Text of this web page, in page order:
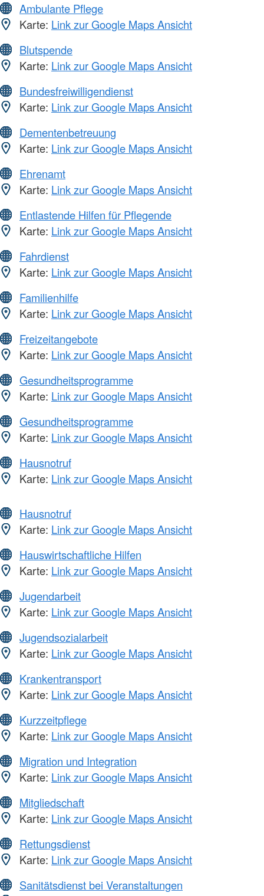
Ambulante Pflege
Karte: Link zur Google Maps Ansicht
Blutspende
Karte: Link zur Google Maps Ansicht
Bundesfreiwilligendienst
Karte: Link zur Google Maps Ansicht
Dementenbetreuung
Karte: Link zur Google Maps Ansicht
Ehrenamt
Karte: Link zur Google Maps Ansicht
Entlastende Hilfen für Pflegende
Karte: Link zur Google Maps Ansicht
Fahrdienst
Karte: Link zur Google Maps Ansicht
Familienhilfe
Karte: Link zur Google Maps Ansicht
Freizeitangebote
Karte: Link zur Google Maps Ansicht
Gesundheitsprogramme
Karte: Link zur Google Maps Ansicht
Gesundheitsprogramme
Karte: Link zur Google Maps Ansicht
Hausnotruf
Karte: Link zur Google Maps Ansicht
Hausnotruf
Karte: Link zur Google Maps Ansicht
Hauswirtschaftliche Hilfen
Karte: Link zur Google Maps Ansicht
Jugendarbeit
Karte: Link zur Google Maps Ansicht
Jugendsozialarbeit
Karte: Link zur Google Maps Ansicht
Krankentransport
Karte: Link zur Google Maps Ansicht
Kurzzeitpflege
Karte: Link zur Google Maps Ansicht
Migration und Integration
Karte: Link zur Google Maps Ansicht
Mitgliedschaft
Karte: Link zur Google Maps Ansicht
Rettungsdienst
Karte: Link zur Google Maps Ansicht
Sanitätsdienst bei Veranstaltungen